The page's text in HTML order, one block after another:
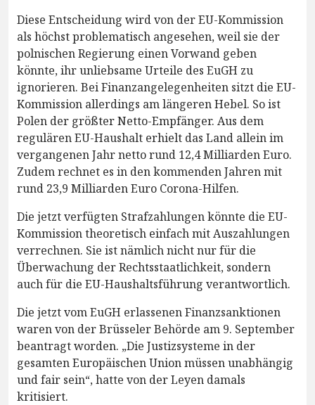
Diese Entscheidung wird von der EU-Kommission
als höchst problematisch angesehen, weil sie der
polnischen Regierung einen Vorwand geben
könnte, ihr unliebsame Urteile des EuGH zu
ignorieren. Bei Finanzangelegenheiten sitzt die EU-
Kommission allerdings am längeren Hebel. So ist
Polen der größter Netto-Empfänger. Aus dem
regulären EU-Haushalt erhielt das Land allein im
vergangenen Jahr netto rund 12,4 Milliarden Euro.
Zudem rechnet es in den kommenden Jahren mit
rund 23,9 Milliarden Euro Corona-Hilfen.
Die jetzt verfügten Strafzahlungen könnte die EU-
Kommission theoretisch einfach mit Auszahlungen
verrechnen. Sie ist nämlich nicht nur für die
Überwachung der Rechtsstaatlichkeit, sondern
auch für die EU-Haushaltsführung verantwortlich.
Die jetzt vom EuGH erlassenen Finanzsanktionen
waren von der Brüsseler Behörde am 9. September
beantragt worden. „Die Justizsysteme in der
gesamten Europäischen Union müssen unabhängig
und fair sein“, hatte von der Leyen damals
kritisiert.